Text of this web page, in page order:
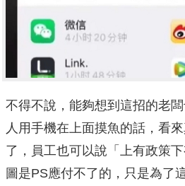
不得不說，能夠想到這招的老
人用手機在上面摸魚的話，看
了，員工也可以說「上有政策
圖是PS應付不了的，只是為了